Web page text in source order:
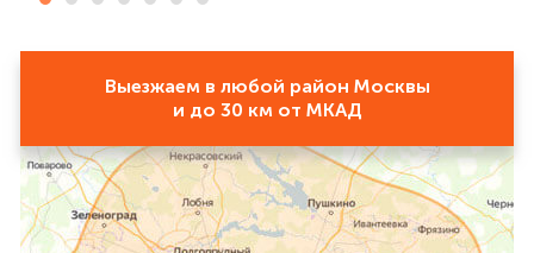
Выезжаем в любой район Москвы
и до 30 км от МКАД